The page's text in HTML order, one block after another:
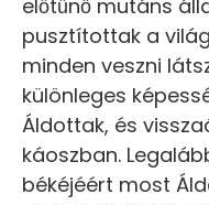
előtűnő mutáns
pusztítottak a
minden veszni
különleges
Áldottak, és
káoszban.
békéjéért most